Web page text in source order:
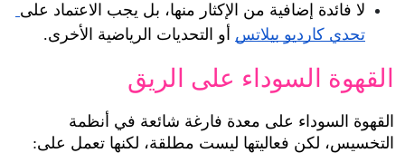
لا فائدة إضافية من الإكثار منها، بل يجب الاعتماد على
تحدي كارديو بيلاتس أو التحديات الرياضية الأخرى.
القهوة السوداء على الريق
التخسيس، لكن فعاليتها ليست مطلقة، لكنها تعمل على: